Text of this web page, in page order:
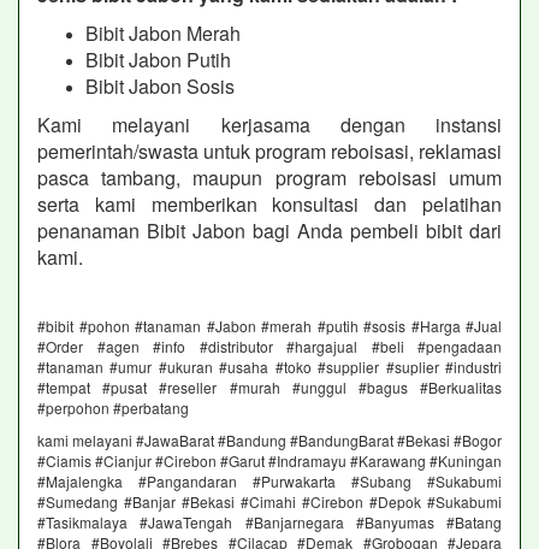
Bibit Jabon Merah
Bibit Jabon Putih
Bibit Jabon Sosis
Kami melayani kerjasama dengan instansi
pemerintah/swasta untuk program reboisasi, reklamasi
pasca tambang, maupun program reboisasi umum
serta kami memberikan konsultasi dan pelatihan
penanaman Bibit Jabon bagi Anda pembeli bibit dari
kami.
#bibit #pohon #tanaman #Jabon #merah #putih #sosis #Harga #Jual
#Order #agen #info #distributor #hargajual #beli #pengadaan
#tanaman #umur #ukuran #usaha #toko #supplier #suplier #industri
#tempat #pusat #reseller #murah #unggul #bagus #Berkualitas
#perpohon #perbatang
kami melayani #JawaBarat #Bandung #BandungBarat #Bekasi #Bogor
#Ciamis #Cianjur #Cirebon #Garut #Indramayu #Karawang #Kuningan
#Majalengka #Pangandaran #Purwakarta #Subang #Sukabumi
#Sumedang #Banjar #Bekasi #Cimahi #Cirebon #Depok #Sukabumi
#Tasikmalaya #JawaTengah #Banjarnegara #Banyumas #Batang
#Blora #Boyolali #Brebes #Cilacap #Demak #Grobogan #Jepara